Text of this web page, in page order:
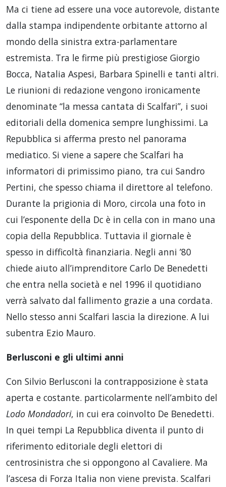
Ma ci tiene ad essere una voce autorevole, distante
dalla stampa indipendente orbitante attorno al
mondo della sinistra extra-parlamentare
estremista. Tra le firme più prestigiose Giorgio
Bocca, Natalia Aspesi, Barbara Spinelli e tanti altri.
Le riunioni di redazione vengono ironicamente
denominate “la messa cantata di Scalfari”, i suoi
editoriali della domenica sempre lunghissimi. La
Repubblica si afferma presto nel panorama
mediatico. Si viene a sapere che Scalfari ha
informatori di primissimo piano, tra cui Sandro
Pertini, che spesso chiama il direttore al telefono.
Durante la prigionia di Moro, circola una foto in
cui l’esponente della Dc è in cella con in mano una
copia della Repubblica. Tuttavia il giornale è
spesso in difficoltà finanziaria. Negli anni ’80
chiede aiuto all’imprenditore Carlo De Benedetti
che entra nella società e nel 1996 il quotidiano
verrà salvato dal fallimento grazie a una cordata.
Nello stesso anni Scalfari lascia la direzione. A lui
subentra Ezio Mauro.
Berlusconi e gli ultimi anni
Con Silvio Berlusconi la contrapposizione è stata
aperta e costante. particolarmente nell’ambito del
Lodo Mondadori, in cui era coinvolto De Benedetti.
In quei tempi La Repubblica diventa il punto di
riferimento editoriale degli elettori di
centrosinistra che si oppongono al Cavaliere. Ma
l’ascesa di Forza Italia non viene prevista. Scalfari